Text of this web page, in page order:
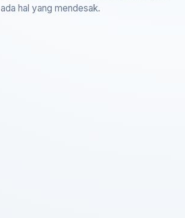
ada hal yang mendesak.